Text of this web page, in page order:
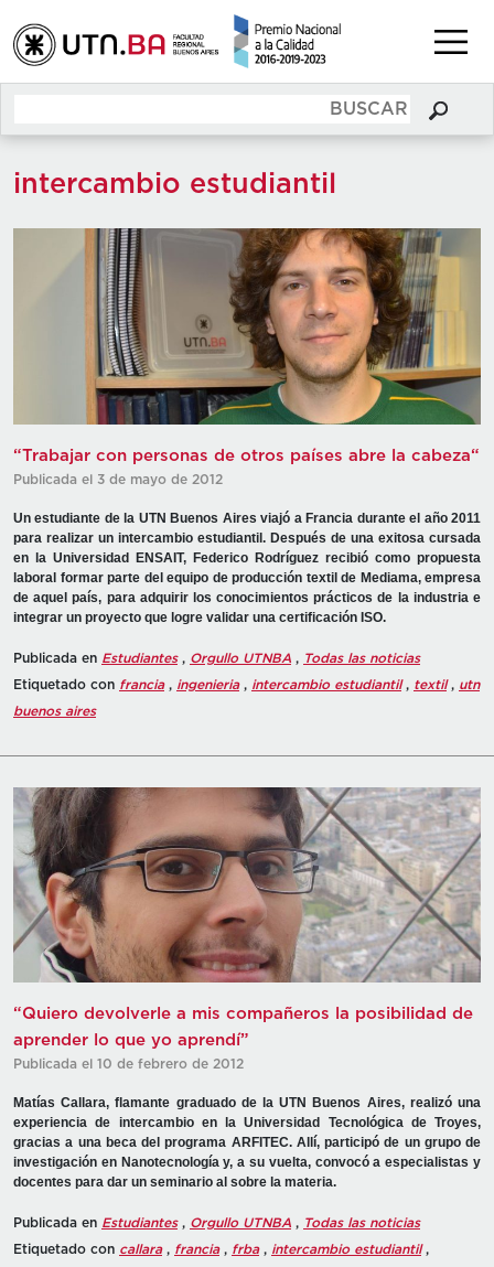
intercambio estudiantil
“Trabajar con personas de otros países abre la cabeza“
Publicada el 3 de mayo de 2012
Un estudiante de la UTN Buenos Aires viajó a Francia durante el año 2011
para realizar un intercambio estudiantil. Después de una exitosa cursada
en la Universidad ENSAIT, Federico Rodríguez recibió como propuesta
laboral formar parte del equipo de producción textil de Mediama, empresa
de aquel país, para adquirir los conocimientos prácticos de la industria e
integrar un proyecto que logre validar una certificación ISO.
Publicada en Estudiantes, Orgullo UTNBA , Todas las noticias
Etiquetado con francia, ingenieria, intercambio estudiantil, textil, utn
buenos aires
“Quiero devolverle a mis compañeros la posibilidad de
aprender lo que yo aprendí”
Publicada el 10 de febrero de 2012
Matías Callara, flamante graduado de la UTN Buenos Aires, realizó una
experiencia de intercambio en la Universidad Tecnológica de Troyes,
gracias a una beca del programa ARFITEC. Allí, participó de un grupo de
investigación en Nanotecnología y, a su vuelta, convocó a especialistas y
docentes para dar un seminario al sobre la materia.
Publicada en Estudiantes, Orgullo UTNBA , Todas las noticias
Etiquetado con callara, francia, frba, intercambio estudiantil,